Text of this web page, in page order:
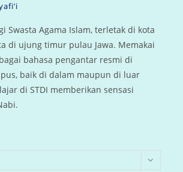
Swasta Agama Islam, terletak di kota
di ujung timur pulau Jawa. Memakai
bahasa pengantar resmi di
baik di dalam maupun di luar
di STDI memberikan sensasi